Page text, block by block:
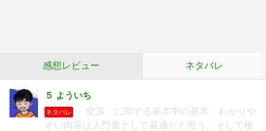
感想レビュー ネタバレ
５ よういち
ネタバレ
「交渉」に関する基本中の基本。わかりや
すい内容は入門書として最適だと思う。そして根